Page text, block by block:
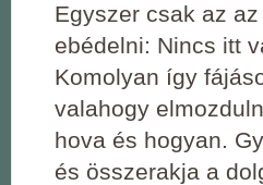
Egyszer csak az
ebédelni: Nincs itt
Komolyan így
valahogy
hova és hogyan.
és összerakja a